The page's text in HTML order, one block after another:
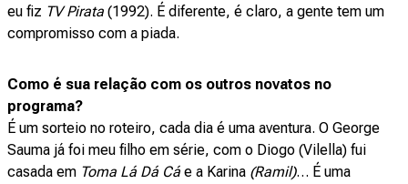
eu fiz TV Pirata (1992). É diferente, é claro, a gente tem um
compromisso com a piada.
Como é sua relação com os outros novatos no
programa?
É um sorteio no roteiro, cada dia é uma aventura. O George
Sauma já foi meu filho em série, com o Diogo (Vilella) fui
casada em Toma Lá Dá Cá e a Karina (Ramil)… É uma